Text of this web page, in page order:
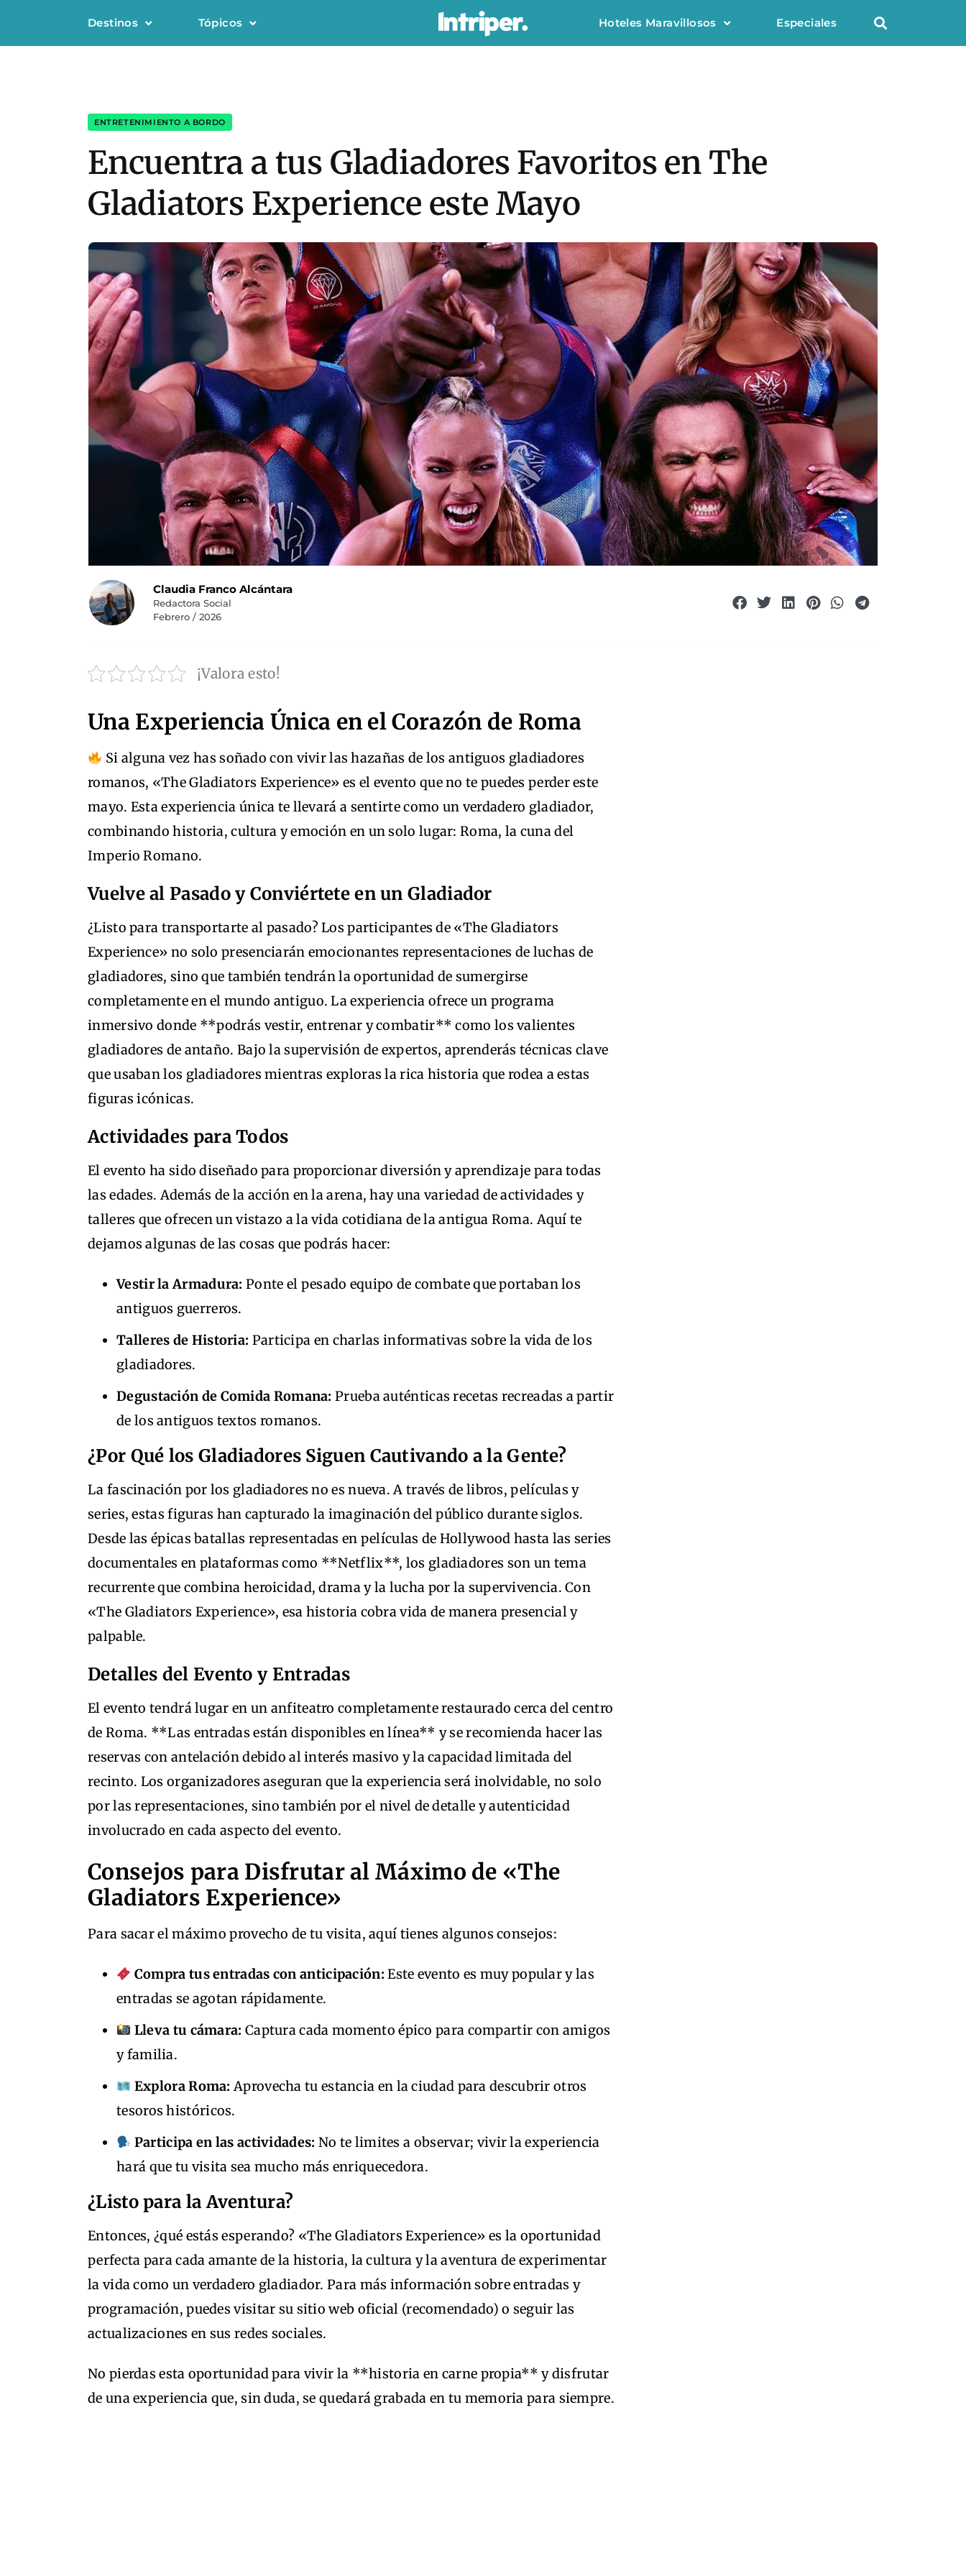
Destinos Tópicos Hoteles Maravillosos Especiales
ENTRETENIMIENTO A BORDO
Encuentra a tus Gladiadores Favoritos en The
Gladiators Experience este Mayo
Claudia Franco Alcántara
Redactora Social
Febrero / 2026
¡Valora esto!
Una Experiencia Única en el Corazón de Roma
Si alguna vez has soñado con vivir las hazañas de los antiguos gladiadores
romanos, «The Gladiators Experience» es el evento que no te puedes perder este
mayo. Esta experiencia única te llevará a sentirte como un verdadero gladiador,
combinando historia, cultura y emoción en un solo lugar: Roma, la cuna del
Imperio Romano.
Vuelve al Pasado y Conviértete en un Gladiador
¿Listo para transportarte al pasado? Los participantes de «The Gladiators
Experience» no solo presenciarán emocionantes representaciones de luchas de
gladiadores, sino que también tendrán la oportunidad de sumergirse
completamente en el mundo antiguo. La experiencia ofrece un programa
inmersivo donde **podrás vestir, entrenar y combatir** como los valientes
gladiadores de antaño. Bajo la supervisión de expertos, aprenderás técnicas clave
que usaban los gladiadores mientras exploras la rica historia que rodea a estas
figuras icónicas.
Actividades para Todos
El evento ha sido diseñado para proporcionar diversión y aprendizaje para todas
las edades. Además de la acción en la arena, hay una variedad de actividades y
talleres que ofrecen un vistazo a la vida cotidiana de la antigua Roma. Aquí te
dejamos algunas de las cosas que podrás hacer:
Vestir la Armadura: Ponte el pesado equipo de combate que portaban los
antiguos guerreros.
Talleres de Historia: Participa en charlas informativas sobre la vida de los
gladiadores.
Degustación de Comida Romana: Prueba auténticas recetas recreadas a partir
de los antiguos textos romanos.
¿Por Qué los Gladiadores Siguen Cautivando a la Gente?
La fascinación por los gladiadores no es nueva. A través de libros, películas y
series, estas figuras han capturado la imaginación del público durante siglos.
Desde las épicas batallas representadas en películas de Hollywood hasta las series
documentales en plataformas como **Netflix**, los gladiadores son un tema
recurrente que combina heroicidad, drama y la lucha por la supervivencia. Con
«The Gladiators Experience», esa historia cobra vida de manera presencial y
palpable.
Detalles del Evento y Entradas
El evento tendrá lugar en un anfiteatro completamente restaurado cerca del centro
de Roma. **Las entradas están disponibles en línea** y se recomienda hacer las
reservas con antelación debido al interés masivo y la capacidad limitada del
recinto. Los organizadores aseguran que la experiencia será inolvidable, no solo
por las representaciones, sino también por el nivel de detalle y autenticidad
involucrado en cada aspecto del evento.
Consejos para Disfrutar al Máximo de «The
Gladiators Experience»
Para sacar el máximo provecho de tu visita, aquí tienes algunos consejos:
Compra tus entradas con anticipación: Este evento es muy popular y las
entradas se agotan rápidamente.
Lleva tu cámara: Captura cada momento épico para compartir con amigos
y familia.
Explora Roma: Aprovecha tu estancia en la ciudad para descubrir otros
tesoros históricos.
Participa en las actividades: No te limites a observar; vivir la experiencia
hará que tu visita sea mucho más enriquecedora.
¿Listo para la Aventura?
Entonces, ¿qué estás esperando? «The Gladiators Experience» es la oportunidad
perfecta para cada amante de la historia, la cultura y la aventura de experimentar
la vida como un verdadero gladiador. Para más información sobre entradas y
programación, puedes visitar su sitio web oficial (recomendado) o seguir las
actualizaciones en sus redes sociales.
No pierdas esta oportunidad para vivir la **historia en carne propia** y disfrutar
de una experiencia que, sin duda, se quedará grabada en tu memoria para siempre.